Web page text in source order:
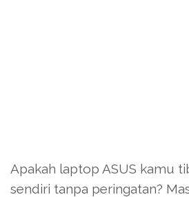
Apakah laptop ASUS kamu
sendiri tanpa peringatan?